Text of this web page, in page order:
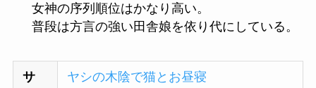
女神の序列順位はかなり高い。
普段は方言の強い田舎娘を依り代にしている。
サ
ヤシの木陰で猫とお昼寝